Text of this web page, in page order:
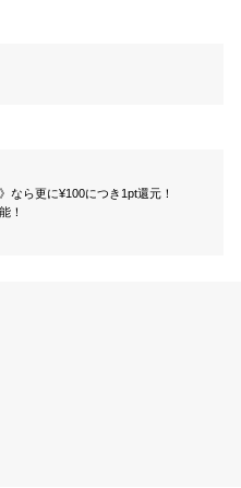
なら更に¥100につき1pt還元！
！